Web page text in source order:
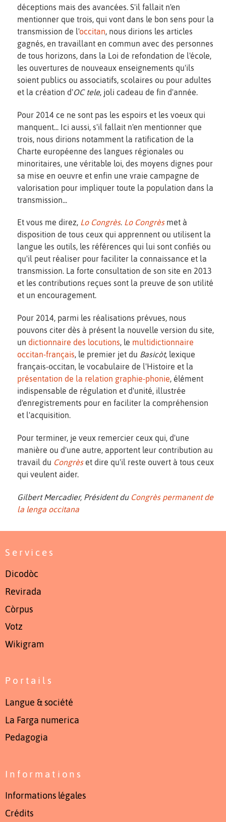
déceptions mais des avancées. S'il fallait n'en
mentionner que trois, qui vont dans le bon sens pour la
transmission de l'occitan, nous dirions les articles
gagnés, en travaillant en commun avec des personnes
de tous horizons, dans la Loi de refondation de l'école,
les ouvertures de nouveaux enseignements qu'ils
soient publics ou associatifs, scolaires ou pour adultes
et la création d'OC tele, joli cadeau de fin d'année.
Pour 2014 ce ne sont pas les espoirs et les voeux qui
manquent... Ici aussi, s'il fallait n'en mentionner que
trois, nous dirions notamment la ratification de la
Charte européenne des langues régionales ou
minoritaires, une véritable loi, des moyens dignes pour
sa mise en oeuvre et enfin une vraie campagne de
valorisation pour impliquer toute la population dans la
transmission...
Et vous me direz, Lo Congrès. Lo Congrèsmet à
disposition de tous ceux qui apprennent ou utilisent la
langue les outils, les références qui lui sont confiés ou
qu'il peut réaliser pour faciliter la connaissance et la
transmission. La forte consultation de son site en 2013
et les contributions reçues sont la preuve de son utilité
et un encouragement.
Pour 2014, parmi les réalisations prévues, nous
pouvons citer dès à présent la nouvelle version du site,
un dictionnaire des locutions, le multidictionnaire
occitan-français, le premier jet du Basicòt, lexique
français-occitan, le vocabulaire de l'Histoire et la
présentation de la relation graphie-phonie, élément
indispensable de régulation et d'unité, illustrée
d'enregistrements pour en faciliter la compréhension
et l'acquisition.
Pour terminer, je veux remercier ceux qui, d'une
manière ou d'une autre, apportent leur contribution au
travail du Congrèset dire qu'il reste ouvert à tous ceux
qui veulent aider.
Gilbert Mercadier, Président du Congrès permanent de
la lenga occitana
Services
Dicodòc
Revirada
Còrpus
Votz
Wikigram
Portails
Langue & société
La Farga numerica
Pedagogia
Informations
Informations légales
Crédits